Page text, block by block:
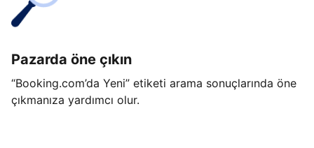
Pazarda öne çıkın
“Booking.com’da Yeni” etiketi arama sonuçlarında öne
çıkmanıza yardımcı olur.